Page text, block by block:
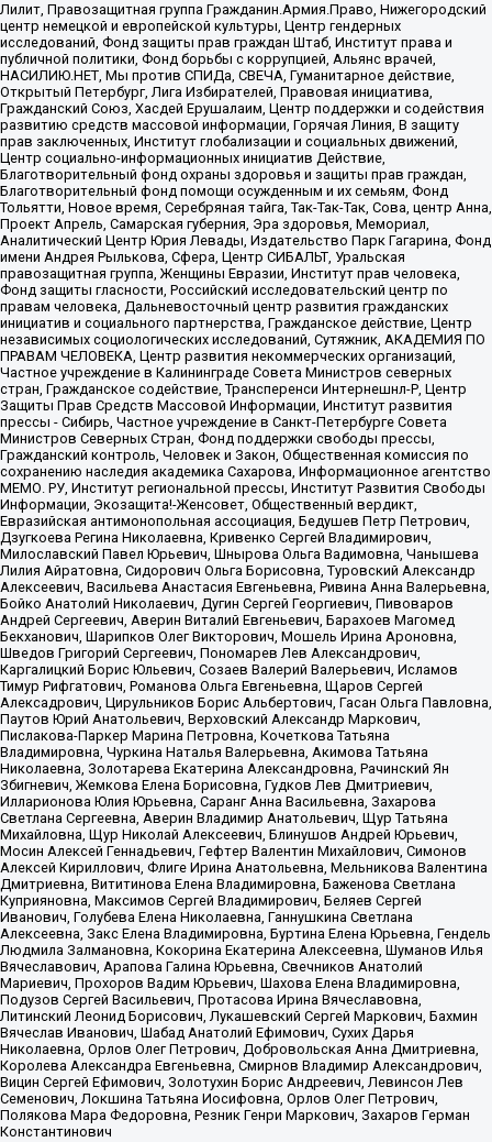
Лилит, Правозащитная группа Гражданин.Армия.Право, Нижегородский
центр немецкой и европейской культуры, Центр гендерных
исследований, Фонд защиты прав граждан Штаб, Институт права и
публичной политики, Фонд борьбы с коррупцией, Альянс врачей,
НАСИЛИЮ.НЕТ, Мы против СПИДа, СВЕЧА, Гуманитарное действие,
Открытый Петербург, Лига Избирателей, Правовая инициатива,
Гражданский Союз, Хасдей Ерушалаим, Центр поддержки и содействия
развитию средств массовой информации, Горячая Линия, В защиту
прав заключенных, Институт глобализации и социальных движений,
Центр социально-информационных инициатив Действие,
Благотворительный фонд охраны здоровья и защиты прав граждан,
Благотворительный фонд помощи осужденным и их семьям, Фонд
Тольятти, Новое время, Серебряная тайга, Так-Так-Так, Сова, центр Анна,
Проект Апрель, Самарская губерния, Эра здоровья, Мемориал,
Аналитический Центр Юрия Левады, Издательство Парк Гагарина, Фонд
имени Андрея Рылькова, Сфера, Центр СИБАЛЬТ, Уральская
правозащитная группа, Женщины Евразии, Институт прав человека,
Фонд защиты гласности, Российский исследовательский центр по
правам человека, Дальневосточный центр развития гражданских
инициатив и социального партнерства, Гражданское действие, Центр
независимых социологических исследований, Сутяжник, АКАДЕМИЯ ПО
ПРАВАМ ЧЕЛОВЕКА, Центр развития некоммерческих организаций,
Частное учреждение в Калининграде Совета Министров северных
стран, Гражданское содействие, Трансперенси Интернешнл-Р, Центр
Защиты Прав Средств Массовой Информации, Институт развития
прессы - Сибирь, Частное учреждение в Санкт-Петербурге Совета
Министров Северных Стран, Фонд поддержки свободы прессы,
Гражданский контроль, Человек и Закон, Общественная комиссия по
сохранению наследия академика Сахарова, Информационное агентство
МЕМО. РУ, Институт региональной прессы, Институт Развития Свободы
Информации, Экозащита!-Женсовет, Общественный вердикт,
Евразийская антимонопольная ассоциация, Бедушев Петр Петрович,
Дзугкоева Регина Николаевна, Кривенко Сергей Владимирович,
Милославский Павел Юрьевич, Шнырова Ольга Вадимовна, Чанышева
Лилия Айратовна, Сидорович Ольга Борисовна, Туровский Александр
Алексеевич, Васильева Анастасия Евгеньевна, Ривина Анна Валерьевна,
Бойко Анатолий Николаевич, Дугин Сергей Георгиевич, Пивоваров
Андрей Сергеевич, Аверин Виталий Евгеньевич, Барахоев Магомед
Бекханович, Шарипков Олег Викторович, Мошель Ирина Ароновна,
Шведов Григорий Сергеевич, Пономарев Лев Александрович,
Каргалицкий Борис Юльевич, Созаев Валерий Валерьевич, Исламов
Тимур Рифгатович, Романова Ольга Евгеньевна, Щаров Сергей
Алексадрович, Цирульников Борис Альбертович, Гасан Ольга Павловна,
Паутов Юрий Анатольевич, Верховский Александр Маркович,
Пислакова-Паркер Марина Петровна, Кочеткова Татьяна
Владимировна, Чуркина Наталья Валерьевна, Акимова Татьяна
Николаевна, Золотарева Екатерина Александровна, Рачинский Ян
Збигневич, Жемкова Елена Борисовна, Гудков Лев Дмитриевич,
Илларионова Юлия Юрьевна, Саранг Анна Васильевна, Захарова
Светлана Сергеевна, Аверин Владимир Анатольевич, Щур Татьяна
Михайловна, Щур Николай Алексеевич, Блинушов Андрей Юрьевич,
Мосин Алексей Геннадьевич, Гефтер Валентин Михайлович, Симонов
Алексей Кириллович, Флиге Ирина Анатольевна, Мельникова Валентина
Дмитриевна, Вититинова Елена Владимировна, Баженова Светлана
Куприяновна, Максимов Сергей Владимирович, Беляев Сергей
Иванович, Голубева Елена Николаевна, Ганнушкина Светлана
Алексеевна, Закс Елена Владимировна, Буртина Елена Юрьевна, Гендель
Людмила Залмановна, Кокорина Екатерина Алексеевна, Шуманов Илья
Вячеславович, Арапова Галина Юрьевна, Свечников Анатолий
Мариевич, Прохоров Вадим Юрьевич, Шахова Елена Владимировна,
Подузов Сергей Васильевич, Протасова Ирина Вячеславовна,
Литинский Леонид Борисович, Лукашевский Сергей Маркович, Бахмин
Вячеслав Иванович, Шабад Анатолий Ефимович, Сухих Дарья
Николаевна, Орлов Олег Петрович, Добровольская Анна Дмитриевна,
Королева Александра Евгеньевна, Смирнов Владимир Александрович,
Вицин Сергей Ефимович, Золотухин Борис Андреевич, Левинсон Лев
Семенович, Локшина Татьяна Иосифовна, Орлов Олег Петрович,
Полякова Мара Федоровна, Резник Генри Маркович, Захаров Герман
Константинович